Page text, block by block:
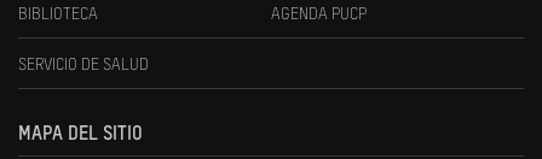
BIBLIOTECA AGENDA PUCP
SERVICIO DE SALUD
MAPA DEL SITIO